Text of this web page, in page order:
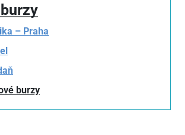
– Praha
burzy